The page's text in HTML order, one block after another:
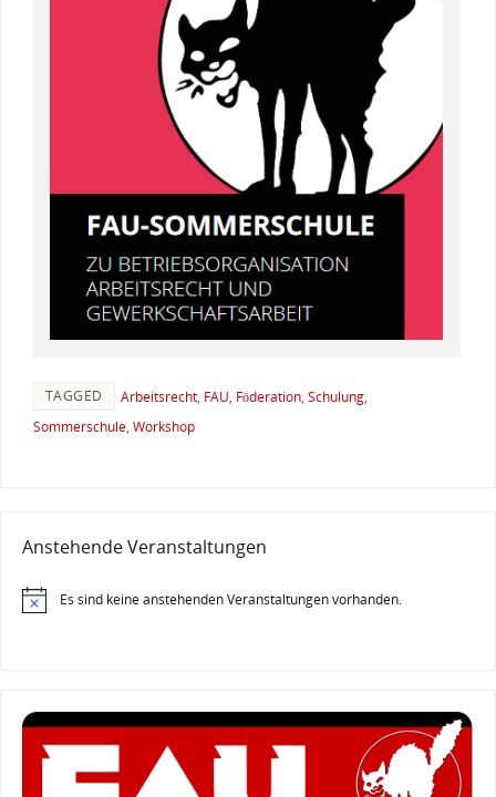
TAGGED Arbeitsrecht, FAU, Föderation, Schulung,
Sommerschule, Workshop
Anstehende Veranstaltungen
HinweisEs sind keine anstehenden Veranstaltungen vorhanden.